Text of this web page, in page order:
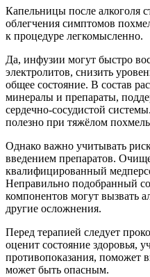
Капельницы после алкоголя
облегчения симптомов
к процедуре легкомысленно.
Да, инфузии могут быстро
электролитов, снизить
общее состояние. В состав
минералы и препараты,
сердечно-сосудистой
полезно при тяжёлом
Однако важно учитывать
введением препаратов.
квалифицированный
Неправильно подобранный
компонентов могут вызвать
другие осложнения.
Перед терапией следует
оценит состояние здоровья,
противопоказания, поможет
может быть опасным.